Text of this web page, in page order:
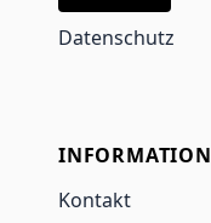
Datenschutz
INFORMATION
Kontakt